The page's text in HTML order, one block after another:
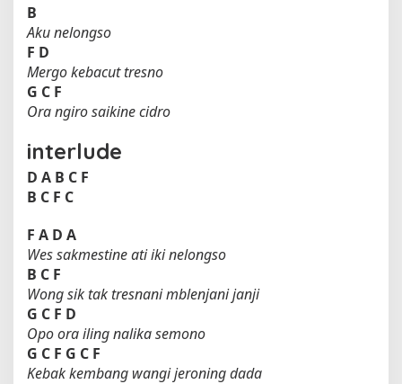
B
Aku nelongso
F D
Mergo kebacut tresno
G C F
Ora ngiro saikine cidro
interlude
D A B C F
B C F C
F A D A
Wes sakmestine ati iki nelongso
B C F
Wong sik tak tresnani mblenjani janji
G C F D
Opo ora iling nalika semono
G C F G C F
Kebak kembang wangi jeroning dada